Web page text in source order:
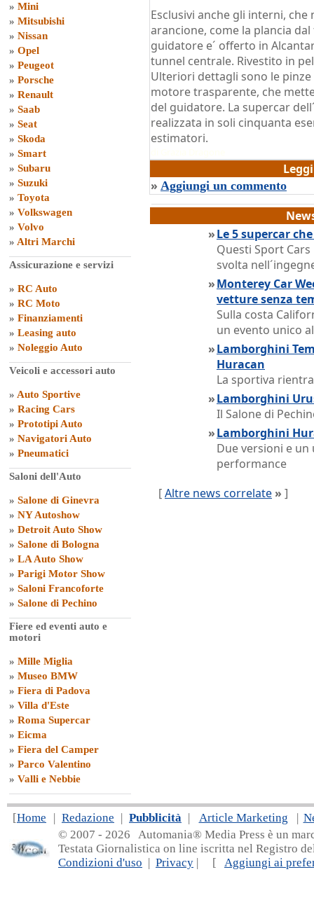
» Mini
» Mitsubishi
» Nissan
» Opel
» Peugeot
» Porsche
» Renault
» Saab
» Seat
» Skoda
» Smart
» Subaru
» Suzuki
» Toyota
» Volkswagen
» Volvo
» Altri Marchi
Assicurazione e servizi
» RC Auto
» RC Moto
» Finanziamenti
» Leasing auto
» Noleggio Auto
Veicoli e accessori auto
» Auto Sportive
» Racing Cars
» Prototipi Auto
» Navigatori Auto
» Pneumatici
Saloni dell'Auto
» Salone di Ginevra
» NY Autoshow
» Detroit Auto Show
» Salone di Bologna
» LA Auto Show
» Parigi Motor Show
» Saloni Francoforte
» Salone di Pechino
Fiere ed eventi auto e
motori
» Mille Miglia
» Museo BMW
» Fiera di Padova
» Villa d'Este
» Roma Supercar
» Eicma
» Fiera del Camper
» Parco Valentino
» Valli e Nebbie
Esclusivi anche gli interni,
arancione, come la plancia
guidatore e´ offerto in
tunnel centrale. Rivestito in
Ulteriori dettagli sono le
motore trasparente, che
del guidatore. La supercar
realizzata in soli cinquanta
estimatori.
» Aggiungi un commento
»Le 5 supercar
Questi Sport
svolta
»Monterey Car
vetture senza
Sulla costa
un evento unico
»Lamborghini
Huracan
La sportiva
»Lamborghini
Il Salone di
»Lamborghini
Due versioni e
performance
[Altre news correlate » ]
[Home | Redazione | Pubblicità | Article Marketing |
© 2007 - 2026 Automania® Media Press è un
Testata Giornalistica on line iscritta nel Registro
Condizioni d'uso | Privacy | [ Aggiungi ai